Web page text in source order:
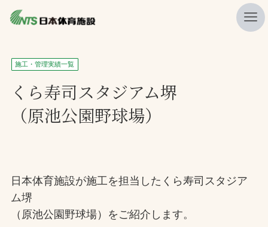
私たちの強み
ニュース
プレスリリース
施工・管理実績一覧
会社概要
施工・管理実績一覧
くら寿司スタジアム堺
（原池公園野球場）
日本体育施設が施工を担当したくら寿司スタジア
ム堺
（原池公園野球場）をご紹介します。